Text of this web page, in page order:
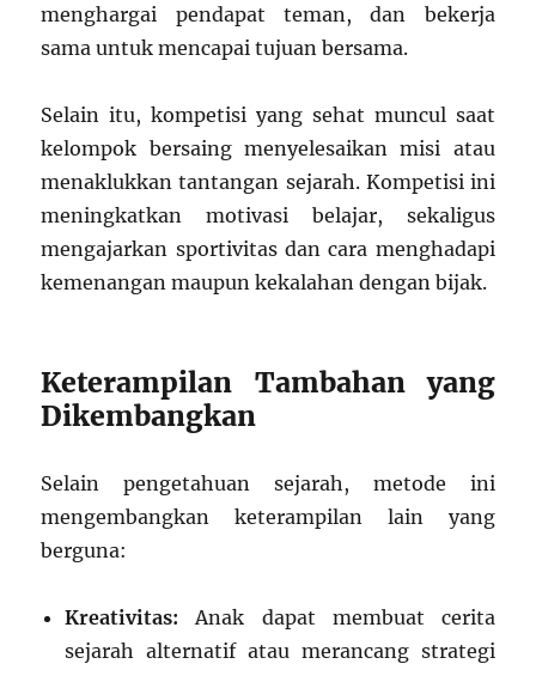
menghargai pendapat teman, dan bekerja
sama untuk mencapai tujuan bersama.
Selain itu, kompetisi yang sehat muncul saat
kelompok bersaing menyelesaikan misi atau
menaklukkan tantangan sejarah. Kompetisi ini
meningkatkan motivasi belajar, sekaligus
mengajarkan sportivitas dan cara menghadapi
kemenangan maupun kekalahan dengan bijak.
Keterampilan Tambahan yang
Dikembangkan
Selain pengetahuan sejarah, metode ini
mengembangkan keterampilan lain yang
berguna:
Kreativitas: Anak dapat membuat cerita
sejarah alternatif atau merancang strategi